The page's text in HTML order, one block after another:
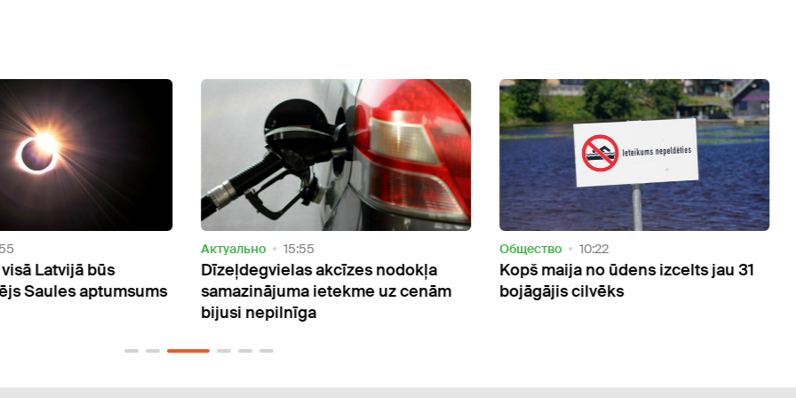
Dīzeļdegvielas akcīzes nodokļa
samazinājuma ietekme uz cenām
Kopš maija no ūdens izcelts jau 31
bojāgājis cilvēks
Zilaļģu